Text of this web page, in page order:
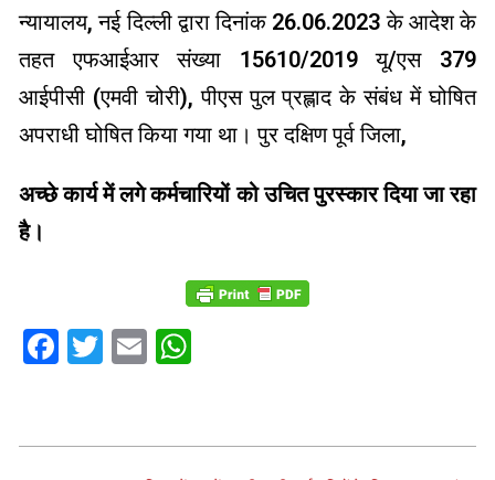
न्यायालय, नई दिल्ली द्वारा दिनांक 26.06.2023 के आदेश के
तहत एफआईआर संख्या 15610/2019 यू/एस 379
आईपीसी (एमवी चोरी), पीएस पुल प्रह्लाद के संबंध में घोषित
अपराधी घोषित किया गया था। पुर दक्षिण पूर्व जिला,
अच्छे कार्य में लगे कर्मचारियों को उचित पुरस्कार दिया जा रहा
है।
Facebook
Twitter
Email